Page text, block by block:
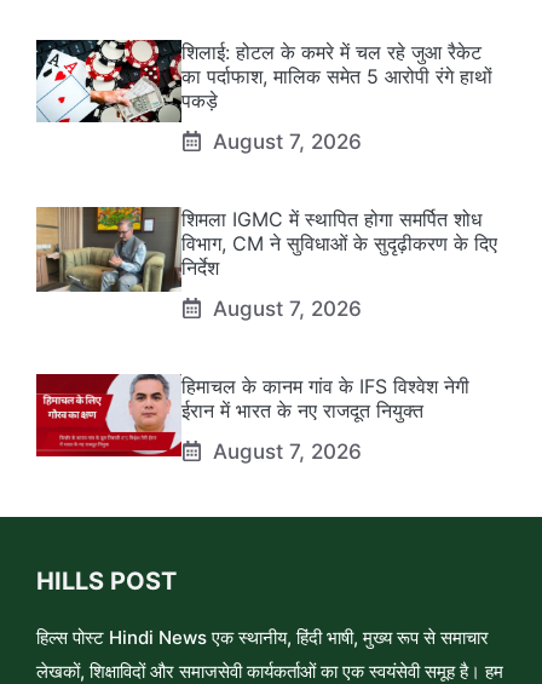
शिलाई: होटल के कमरे में चल रहे जुआ रैकेट
का पर्दाफाश, मालिक समेत 5 आरोपी रंगे हाथों
पकड़े
August 7, 2026
शिमला IGMC में स्थापित होगा समर्पित शोध
विभाग, CM ने सुविधाओं के सुदृढ़ीकरण के दिए
निर्देश
August 7, 2026
हिमाचल के कानम गांव के IFS विश्वेश नेगी
ईरान में भारत के नए राजदूत नियुक्त
August 7, 2026
HILLS POST
हिल्स पोस्ट Hindi News एक स्थानीय, हिंदी भाषी, मुख्य रूप से समाचार
लेखकों, शिक्षाविदों और समाजसेवी कार्यकर्ताओं का एक स्वयंसेवी समूह है। हम